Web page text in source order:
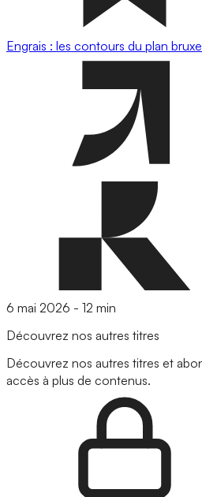
Engrais : les contours du plan
6 mai 2026 - 12 min
Découvrez nos autres titres
Découvrez nos autres titres et
accès à plus de contenus.